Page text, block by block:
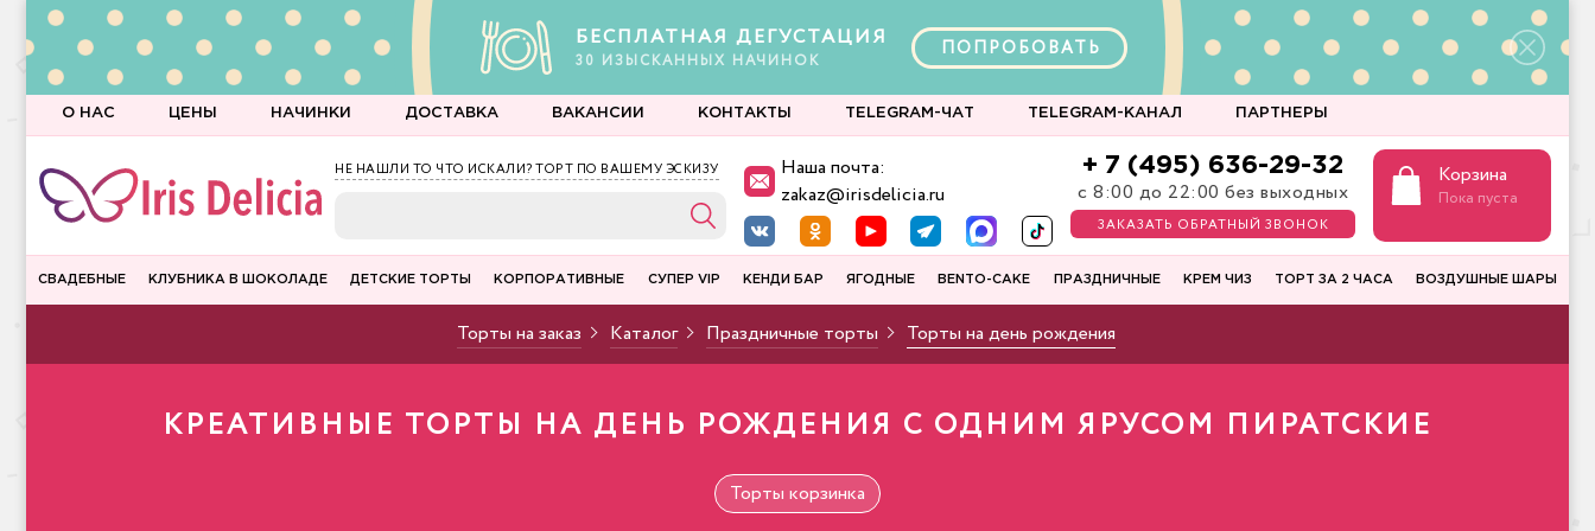
БЕСПЛАТНАЯ ДЕГУСТАЦИЯ
30 ИЗЫСКАННЫХ НАЧИНОК
ПОПРОБОВАТЬ
О НАС ЦЕНЫ НАЧИНКИ ДОСТАВКА ВАКАНСИИ КОНТАКТЫ TELEGRAM-ЧАТ TELEGRAM-КАНАЛ ПАРТНЕРЫ
НЕ НАШЛИ ТО ЧТО ИСКАЛИ? ТОРТ ПО ВАШЕМУ ЭСКИЗУ
Наша почта:
zakaz@irisdelicia.ru
+ 7 (495) 636-29-32
с 8:00 до 22:00 без выходных
ЗАКАЗАТЬ ОБРАТНЫЙ ЗВОНОК
Корзина
Пока пуста
СВАДЕБНЫЕ КЛУБНИКА В ШОКОЛАДЕ ДЕТСКИЕ ТОРТЫ КОРПОРАТИВНЫЕ СУПЕР VIP КЕНДИ БАР ЯГОДНЫЕ BENTO-CAKE ПРАЗДНИЧНЫЕ КРЕМ ЧИЗ ТОРТ ЗА 2 ЧАСА ВОЗДУШНЫЕ ШАРЫ
Торты на заказ Каталог Праздничные торты Торты на день рождения
КРЕАТИВНЫЕ ТОРТЫ НА ДЕНЬ РОЖДЕНИЯ С ОДНИМ ЯРУСОМ ПИРАТСКИЕ
Торты корзинка